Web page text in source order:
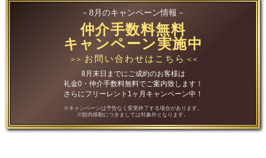
－8月のキャンペーン情報－
仲介手数料無料
キャンペーン実施中
＞＞ お問い合わせはこちら ＜＜
8月末日までにご成約のお客様は
礼金0・仲介手数料無料でご案内致します！
さらにフリーレント1ヶ月キャンペーン中！
※キャンペーンは予告なく変更終了する場合があります。
※館内移動につきましては対象外となります。